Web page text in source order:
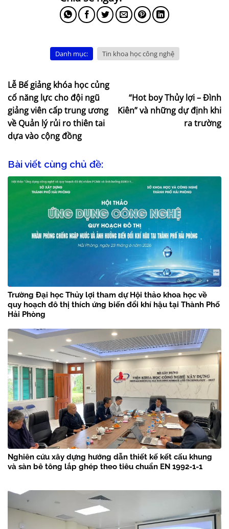
Danh mục: Tin khoa học công nghệ
Lễ Bế giảng khóa học củng
cố năng lực cho đội ngũ
giảng viên cấp trung ương
về Quản lý rủi ro thiên tai
dựa vào cộng đồng
“Hot boy Thủy lợi – Đình
Kiên” và những dự định khi
ra trường
Bài viết cùng chủ đề:
Trường Đại học Thủy lợi tham dự Hội thảo khoa học về
quy hoạch đô thị thích ứng biến đổi khí hậu tại Thành Phố
Hải Phòng
Nghiên cứu xây dựng hướng dẫn thiết kế kết cấu khung
và sàn bê tông lắp ghép theo tiêu chuẩn EN 1992-1-1